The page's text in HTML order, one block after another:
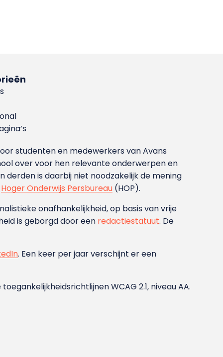
studenten en medewerkers van Avans
over voor hen relevante onderwerpen en
is daarbij niet noodzakelijk de mening
Hoger Onderwijs Persbureau (HOP).
onafhankelijkheid, op basis van vrije
is geborgd door een redactiestatuut. De
. Een keer per jaar verschijnt er een
WCAG 2.1, niveau AA.